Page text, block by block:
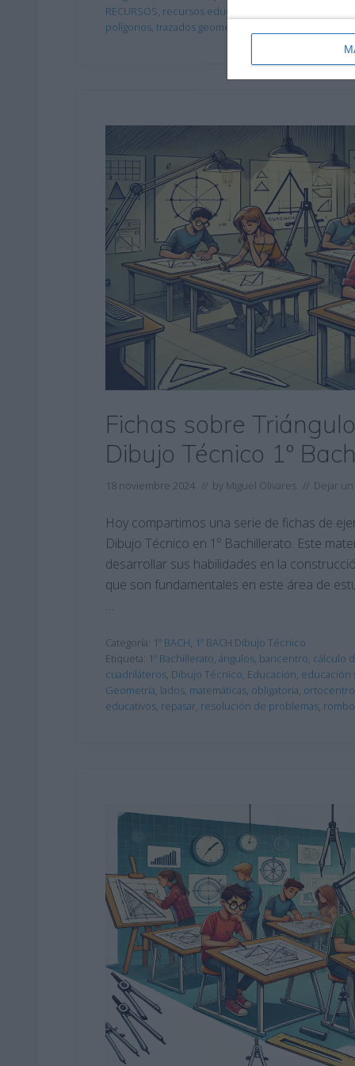
RECURSOS, recursos educativos
polígonos, trazados geométricos
Fichas sobre
Dibujo Técnico 1º
18 noviembre 2024 // by Miguel Olivares // Dejar
Hoy compartimos una serie de fichas de
Dibujo Técnico en 1º Bachillerato. Este
desarrollar sus habilidades en la
que son fundamentales en este área de
…
Categoría: 1º BACH, 1º BACH Dibujo Técnico
Etiqueta: 1º Bachillerato, ángulos, baricentro, cálculo
cuadriláteros, Dibujo Técnico, Educación, educación
Geometría, lados, matemáticas, obligatoria, ortocentro
educativos, repasar, resolución de problemas,